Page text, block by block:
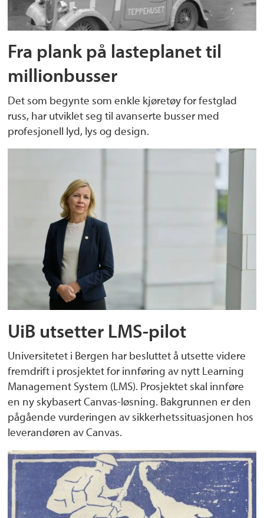
Fra plank på lasteplanet til
millionbusser
Det som begynte som enkle kjøretøy for festglad
russ, har utviklet seg til avanserte busser med
profesjonell lyd, lys og design.
UiB utsetter LMS-pilot
Universitetet i Bergen har besluttet å utsette videre
fremdrift i prosjektet for innføring av nytt Learning
Management System (LMS). Prosjektet skal innføre
en ny skybasert Canvas-løsning. Bakgrunnen er den
pågående vurderingen av sikkerhetssituasjonen hos
leverandøren av Canvas.